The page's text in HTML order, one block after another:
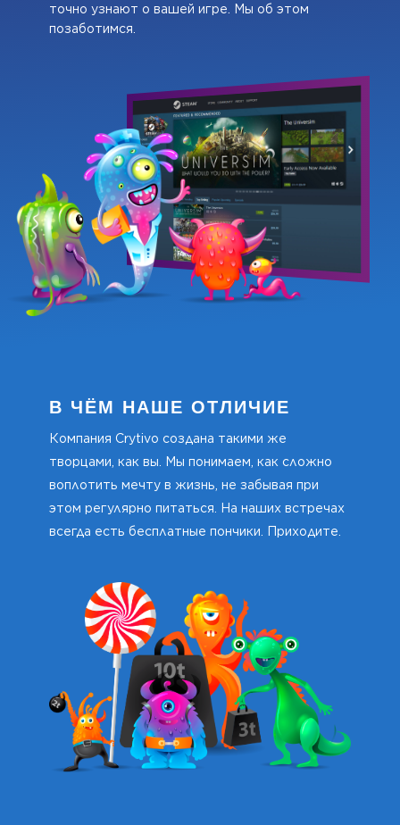
точно узнают о вашей игре. Мы об этом
позаботимся.
В ЧЁМ НАШЕ ОТЛИЧИЕ
Компания Crytivo создана такими же
творцами, как вы. Мы понимаем, как сложно
воплотить мечту в жизнь, не забывая при
этом регулярно питаться. На наших встречах
всегда есть бесплатные пончики. Приходите.